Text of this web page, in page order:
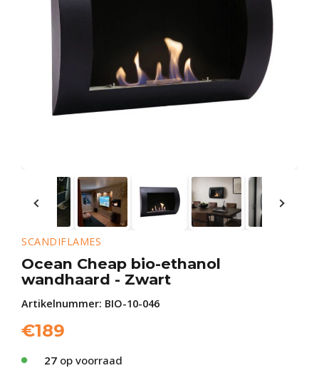
SCANDIFLAMES
Ocean Cheap bio-ethanol
wandhaard - Zwart
Artikelnummer: BIO-10-046
€189
27 op voorraad